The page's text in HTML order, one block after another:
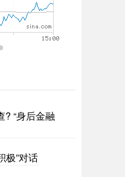
“身后金融
极”对话